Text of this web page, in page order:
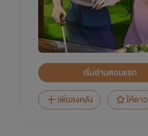
เริ่มอ่านตอนแรก
เพิ่มลงคลัง
ให้ดาว